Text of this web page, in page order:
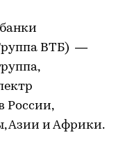
ВТБ) —
России,
Азии и Африки.